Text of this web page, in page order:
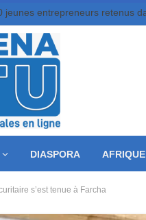
DIASPORA AFRIQUE
s’est tenue à Farcha